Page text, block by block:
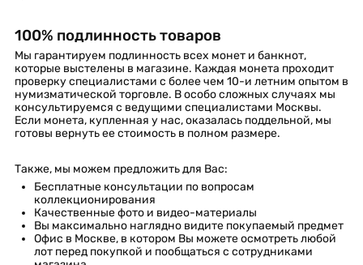
100% подлинность товаров
Мы гарантируем подлинность всех монет и банкнот,
которые выстелены в магазине. Каждая монета проходит
проверку специалистами с более чем 10-и летним опытом в
нумизматической торговле. В особо сложных случаях мы
консультируемся с ведущими специалистами Москвы.
Если монета, купленная у нас, оказалась поддельной, мы
готовы вернуть ее стоимость в полном размере.
Также, мы можем предложить для Вас:
Бесплатные консультации по вопросам
коллекционирования
Качественные фото и видео-материалы
Вы максимально наглядно видите покупаемый предмет
Офис в Москве, в котором Вы можете осмотреть любой
лот перед покупкой и пообщаться с сотрудниками